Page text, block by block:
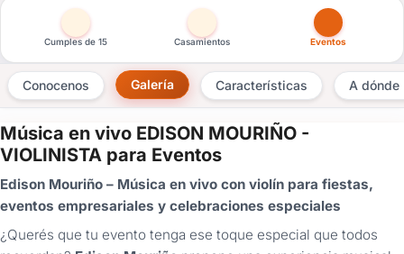
Otras versiones de esta ficha por tipo de festejo
Cumples de 15 Casamientos Eventos
Conocenos Galería Características A dónde
Música en vivo EDISON MOURIÑO -
VIOLINISTA para Eventos
Edison Mouriño – Música en vivo con violín para fiestas,
eventos empresariales y celebraciones especiales
¿Querés que tu evento tenga ese toque especial que todos
×
Consultar
tenés
cuenta?